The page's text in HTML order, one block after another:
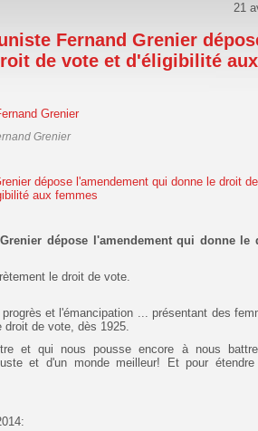
21
Fernand Grenier
de vote et d'éligibilité aux
Grenier
dépose l'amendement qui donne le
le droit de vote.
et l'émancipation ... présentant des
droit de vote, dès 1925.
et qui nous pousse encore à nous
et d'un monde meilleur! Et pour étendre